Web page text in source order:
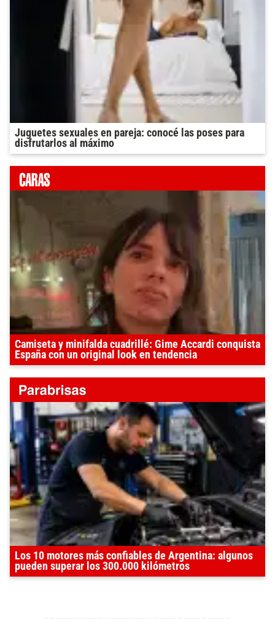
Juguetes sexuales en pareja: conocé las poses para
disfrutarlos al máximo
Camiseta y minifalda cuadrillé: Gime Accardi conquista
España con un original look en tendencia
Los 10 motores más confiables de Argentina: algunos
pueden superar los 300.000 kilómetros